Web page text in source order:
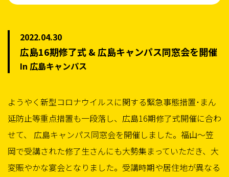
2022.04.30
広島16期修了式 & 広島キャンパス同窓会を開催
In 広島キャンパス
ようやく新型コロナウイルスに関する緊急事態措置･まん
延防止等重点措置も一段落し、広島16期修了式開催に合わ
せて、 広島キャンパス同窓会を開催しました。福山〜笠
岡で受講された修了生さんにも大勢集まっていただき、大
変賑やかな宴会となりました。受講時期や居住地が異なる